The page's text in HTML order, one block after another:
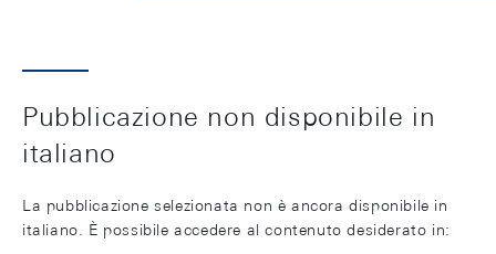
Pubblicazione non disponibile in
italiano
La pubblicazione selezionata non è ancora disponibile in
italiano. È possibile accedere al contenuto desiderato in: